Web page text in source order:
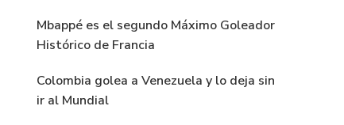
Mbappé es el segundo Máximo Goleador
Histórico de Francia
Colombia golea a Venezuela y lo deja sin
ir al Mundial